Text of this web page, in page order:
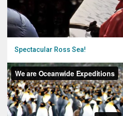
Spectacular Ross Sea!